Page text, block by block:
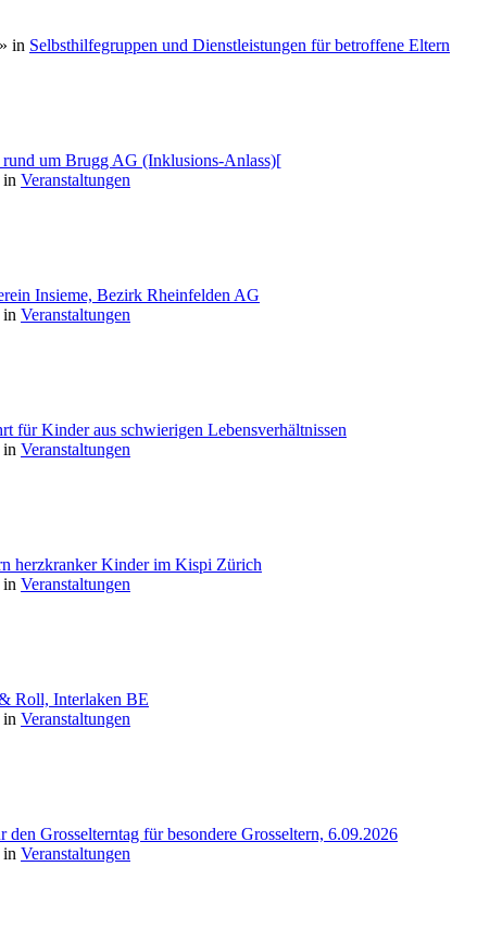
in Selbsthilfegruppen und Dienstleistungen für betroffene Eltern
um Brugg AG (Inklusions-Anlass)[
in Veranstaltungen
Insieme, Bezirk Rheinfelden AG
in Veranstaltungen
für Kinder aus schwierigen Lebensverhältnissen
in Veranstaltungen
herzkranker Kinder im Kispi Zürich
in Veranstaltungen
Roll, Interlaken BE
in Veranstaltungen
Grosselterntag für besondere Grosseltern, 6.09.2026
in Veranstaltungen